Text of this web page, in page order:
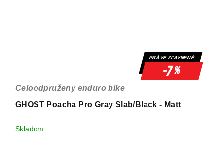
PRÁVE ZĽAVNENÉ
-7%
GHOST Poacha Pro Gray Slab/Black - Matt
Celoodpružený enduro bike
Skladom